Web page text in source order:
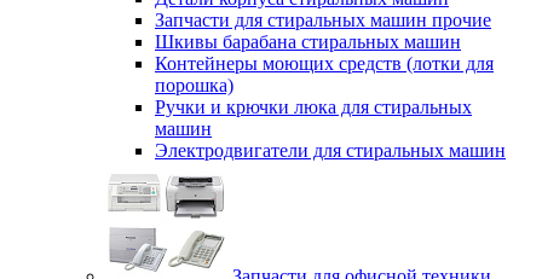
Запчасти для стиральных машин прочие
Шкивы барабана стиральных машин
Контейнеры моющих средств (лотки для
порошка)
Ручки и крючки люка для стиральных
машин
Электродвигатели для стиральных машин